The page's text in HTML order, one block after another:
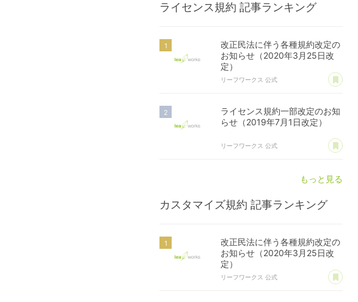
ライセンス規約 記事ランキング
改正民法に伴う各種規約改定の
お知らせ（2020年3月25日改
定）
リーフワークス 公式 あ
ライセンス規約一部改定のお知
らせ（2019年7月1日改定）
リーフワークス 公式 あ
もっと見る
カスタマイズ規約 記事ランキング
改正民法に伴う各種規約改定の
お知らせ（2020年3月25日改
定）
リーフワークス 公式 あ